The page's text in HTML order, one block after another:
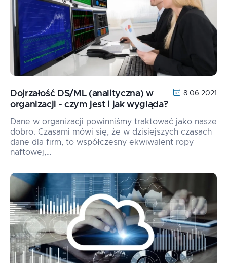
Dojrzałość DS/ML (analityczna) w
organizacji - czym jest i jak wygląda?
8.06.2021
Dane w organizacji powinniśmy traktować jako nasze
dobro. Czasami mówi się, że w dzisiejszych czasach
dane dla firm, to współczesny ekwiwalent ropy
naftowej,…